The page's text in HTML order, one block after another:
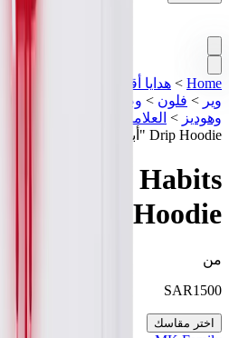
Home
> هدايا أقل من 2000 درهم
وير > فلون > وصل حديثاً
وهوديز > العلامات
Drip Hoodie "أبيض"
NAV Bad Habits
Drip Hoodie "أبيض"
من
SAR1500
اختر مقاسك